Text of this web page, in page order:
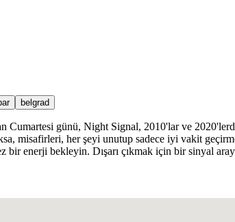
belgrad
günü, Night Signal, 2010'lar ve
misafirleri, her şeyi unutup sadece iyi vakit
enerji bekleyin. Dışarı çıkmak için bir sinyal